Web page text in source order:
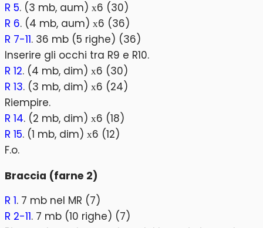
R 5. (3 mb, aum) х6 (30)
R 6. (4 mb, aum) х6 (36)
R 7-11. 36 mb (5 righe) (36)
Inserire gli occhi tra R9 e R10.
R 12. (4 mb, dim) х6 (30)
R 13. (3 mb, dim) х6 (24)
Riempire.
R 14. (2 mb, dim) х6 (18)
R 15. (1 mb, dim) х6 (12)
F.o.
Braccia (farne 2)
R 1. 7 mb nel MR (7)
R 2-11. 7 mb (10 righe) (7)